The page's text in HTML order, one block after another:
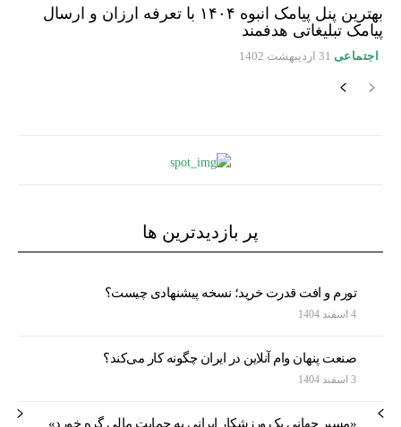
بهترین پنل پیامک انبوه ۱۴۰۴ با تعرفه ارزان و ارسال
پیامک تبلیغاتی هدفمند
اجتماعی 31 اردیبهشت 1402
پر بازدیدترین ها
تورم و افت قدرت خرید؛ نسخه پیشنهادی چیست؟
4 اسفند 1404
صنعت پنهان وام آنلاین در ایران چگونه کار می‌کند؟
3 اسفند 1404
«مسیر جهانی یک ورزشکار ایرانی به حمایت مالی گره خورد»